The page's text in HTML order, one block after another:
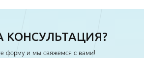
КОНСУЛЬТАЦИЯ?
форму и мы свяжемся с вами!